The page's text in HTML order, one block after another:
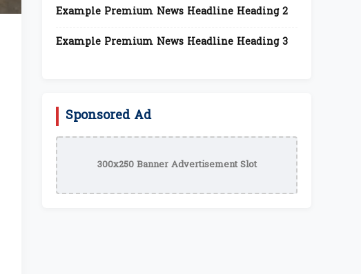
Example Premium News Headline Heading 2
Example Premium News Headline Heading 3
Sponsored Ad
300x250 Banner Advertisement Slot